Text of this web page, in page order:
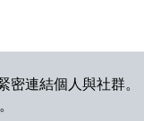
密連結個人與社群。